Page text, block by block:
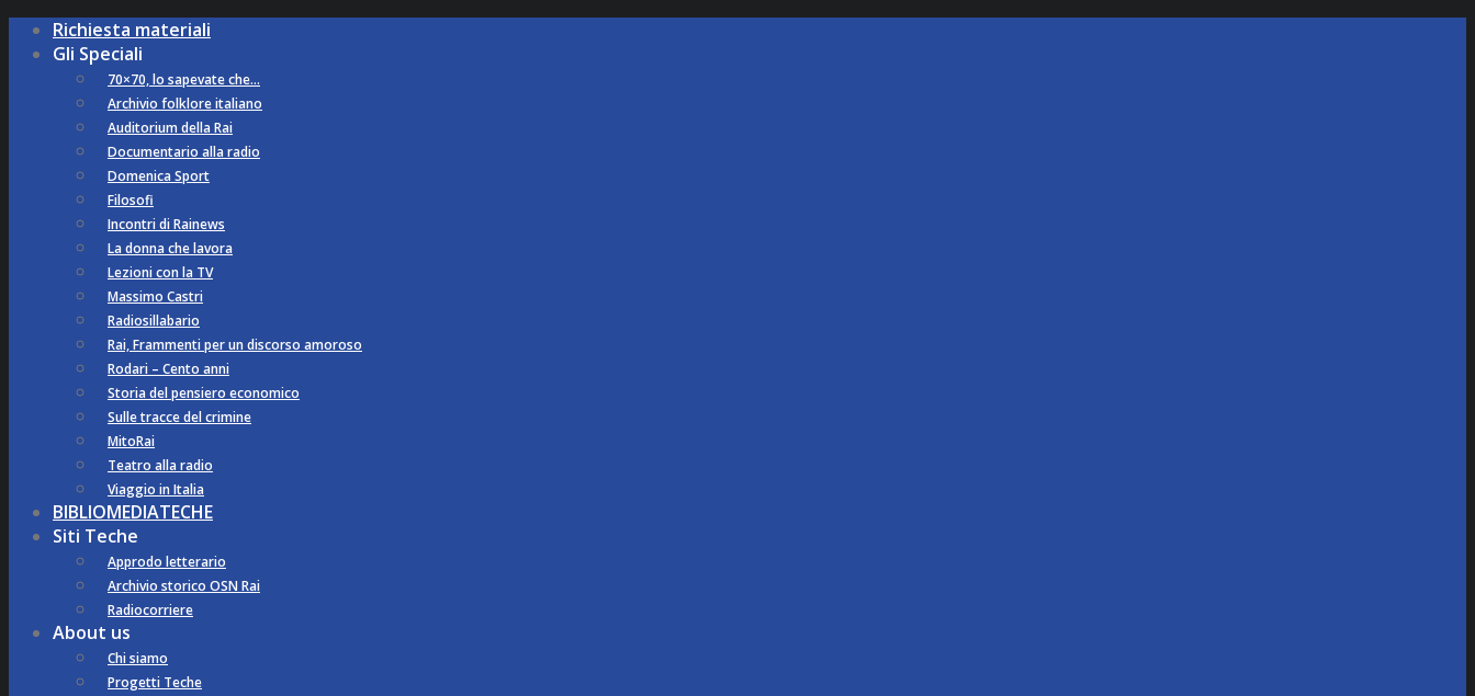
Richiesta materiali
Gli Speciali
70×70, lo sapevate che…
Archivio folklore italiano
Auditorium della Rai
Documentario alla radio
Domenica Sport
Filosofi
Incontri di Rainews
La donna che lavora
Lezioni con la TV
Massimo Castri
Radiosillabario
Rai, Frammenti per un discorso amoroso
Rodari – Cento anni
Storia del pensiero economico
Sulle tracce del crimine
MitoRai
Teatro alla radio
Viaggio in Italia
BIBLIOMEDIATECHE
Siti Teche
Approdo letterario
Archivio storico OSN Rai
Radiocorriere
About us
Chi siamo
Progetti Teche